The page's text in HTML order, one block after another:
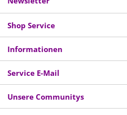
Shop Service
Informationen
Service E-Mail
Unsere Communitys